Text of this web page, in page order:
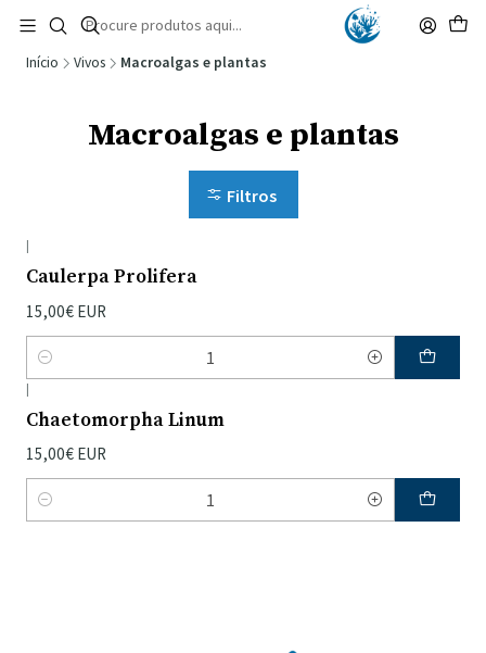
🚚 Portugal Continental: Portes Grátis desde 149,90€ (Envio extresso: 14,90€)
Ler mais
Início Vivos Macroalgas e plantas
Macroalgas e plantas
Filtros
|
Caulerpa Prolifera
15,00€ EUR
Quantidade
|
Chaetomorpha Linum
15,00€ EUR
Quantidade